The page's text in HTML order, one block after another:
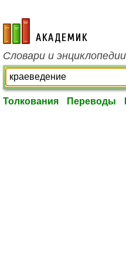
academic.ru
Словари и
Толкования Переводы